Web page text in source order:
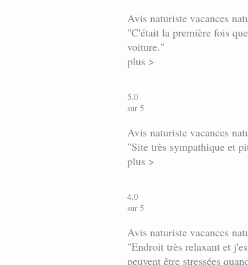
Avis naturiste vacances
"C'était la première fois
voiture."
plus >
5.0
sur 5
Avis naturiste vacances
"Site très sympathique et
plus >
4.0
sur 5
Avis naturiste vacances
"Endroit très relaxant et
peuvent être stressées